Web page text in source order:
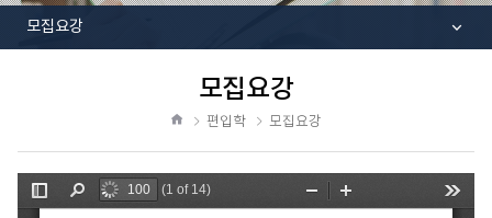
모집요강
모집요강
편입학 모집요강
기